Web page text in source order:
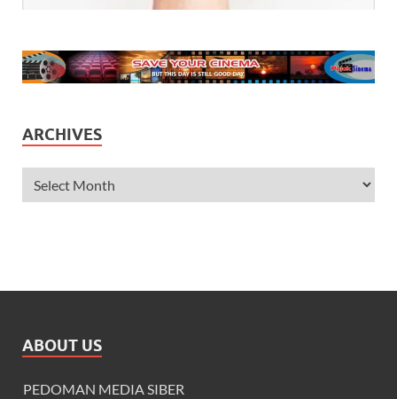
ARCHIVES
ABOUT US
PEDOMAN MEDIA SIBER